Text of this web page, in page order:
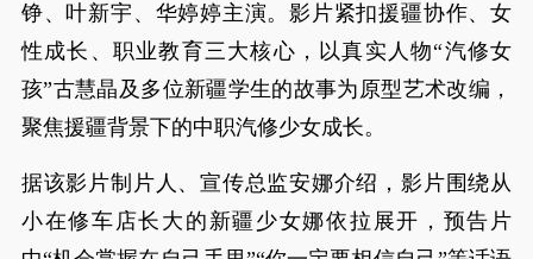
铮、叶新宇、华婷婷主演。影片紧扣援疆协作、女
性成长、职业教育三大核心，以真实人物“汽修女
孩”古慧晶及多位新疆学生的故事为原型艺术改编，
聚焦援疆背景下的中职汽修少女成长。
据该影片制片人、宣传总监安娜介绍，影片围绕从
小在修车店长大的新疆少女娜依拉展开，预告片